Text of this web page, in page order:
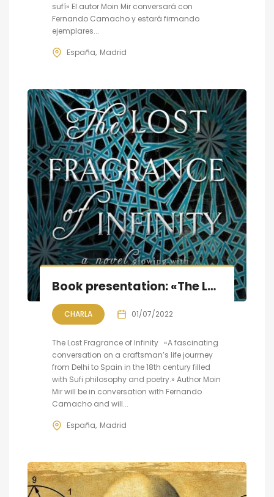
sufí» El autor Moin Mir conversará con
Fernando Camacho y estará firmando
ejemplares...
España Madrid
Book presentation: «The Lost Fragrance of Infinity»
CHARLA 01/07/2022
The Lost Fragrance of Infinity «A fascinating
conversation on a craftsman’s life jourrney
from Delhi to Spain in the 18th century filled
with Sufi philosophy and poetry.» Author Moin
Mir will be in conversation with Fernando
Camacho and will...
España Madrid